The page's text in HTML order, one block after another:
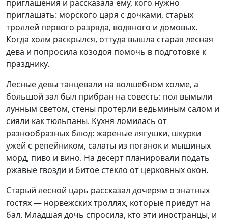
приглашения и рассказала ему, кого нужно
приглашать: морского царя с дочками, старых
троллей первого разряда, водяного и домовых.
Когда холм раскрылся, оттуда вышла старая лесная
дева и попросила козодоя помочь в подготовке к
празднику.
Лесные девы танцевали на волшебном холме, а
большой зал был прибран на совесть: пол вымыли
лунным светом, стены протерли ведьминым салом и
сияли как тюльпаны. Кухня ломилась от
разнообразных блюд: жареные лягушки, шкурки
ужей с репейником, салаты из поганок и мышиных
морд, пиво и вино. На десерт планировали подать
ржавые гвозди и битое стекло от церковных окон.
Старый лесной царь рассказал дочерям о знатных
гостях — норвежских троллях, которые приедут на
бал. Младшая дочь спросила, кто эти иностранцы, и